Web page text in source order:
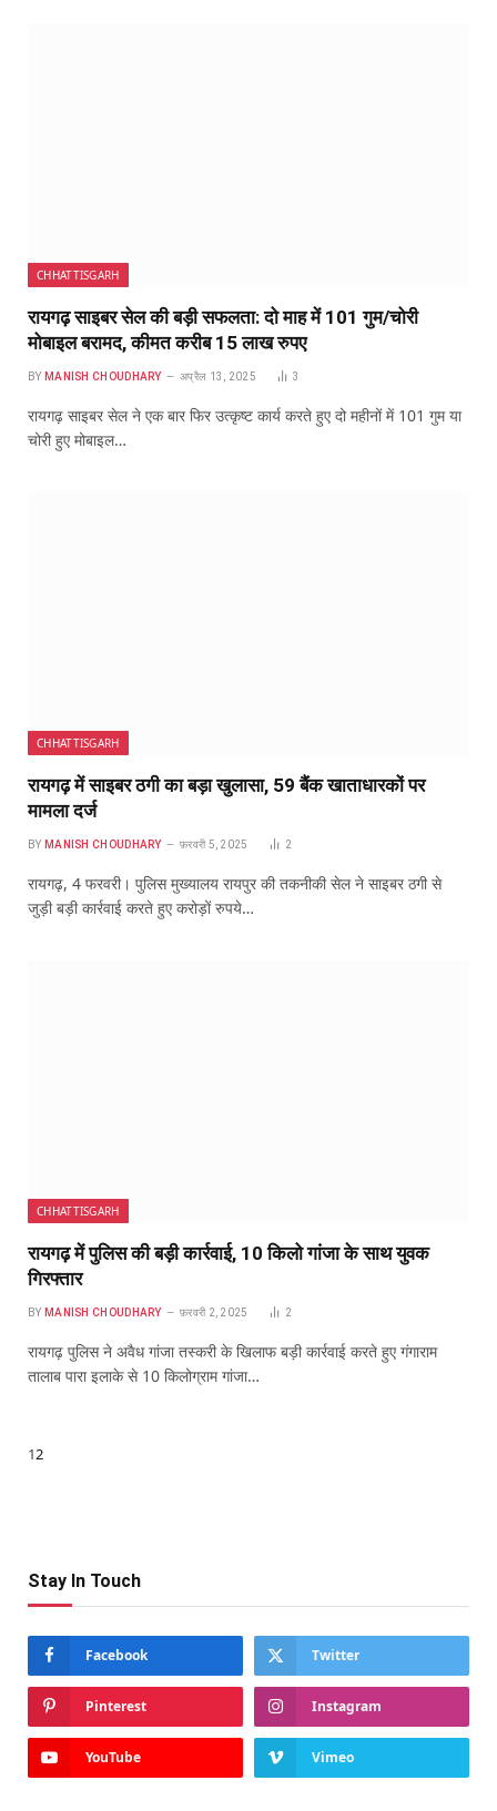
CHHATTISGARH
रायगढ़ साइबर सेल की बड़ी सफलता: दो माह में 101 गुम/चोरी
मोबाइल बरामद, कीमत करीब 15 लाख रुपए
BY MANISH CHOUDHARY अप्रैल 13, 2025 3
रायगढ़ साइबर सेल ने एक बार फिर उत्कृष्ट कार्य करते हुए दो महीनों में 101 गुम या
चोरी हुए मोबाइल…
CHHATTISGARH
रायगढ़ में साइबर ठगी का बड़ा खुलासा, 59 बैंक खाताधारकों पर
मामला दर्ज
BY MANISH CHOUDHARY फ़रवरी 5, 2025 2
रायगढ़, 4 फरवरी। पुलिस मुख्यालय रायपुर की तकनीकी सेल ने साइबर ठगी से
जुड़ी बड़ी कार्रवाई करते हुए करोड़ों रुपये…
CHHATTISGARH
रायगढ़ में पुलिस की बड़ी कार्रवाई, 10 किलो गांजा के साथ युवक
गिरफ्तार
BY MANISH CHOUDHARY फ़रवरी 2, 2025 2
रायगढ़ पुलिस ने अवैध गांजा तस्करी के खिलाफ बड़ी कार्रवाई करते हुए गंगाराम
तालाब पारा इलाके से 10 किलोग्राम गांजा…
12Next
Stay In Touch
Facebook Twitter
Pinterest Instagram
YouTube Vimeo